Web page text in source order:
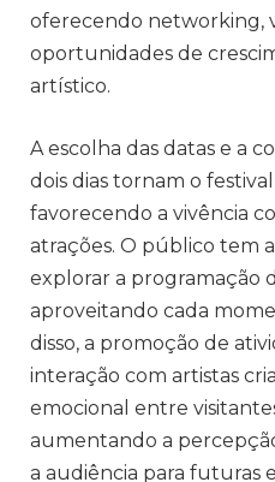
oferecendo networking,
oportunidades de
artístico.
A escolha das datas e a
dois dias tornam o
favorecendo a vivência
atrações. O público tem
explorar a programação
aproveitando cada
disso, a promoção de
interação com artistas
emocional entre
aumentando a
a audiência para futuras